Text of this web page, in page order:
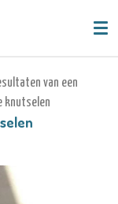
van een
knutselen